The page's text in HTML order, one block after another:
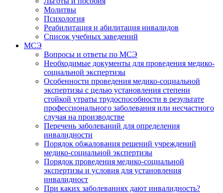
Молитвы
Психология
Реабилитация и абилитация инвалидов
Список учебных заведений
МСЭ
Вопросы и ответы по МСЭ
Необходимые документы для проведения медико-
социальной экспертизы
Особенности проведения медико-социальной
экспертизы с целью установления степени
стойкой утраты трудоспособности в результате
профессионального заболевания или несчастного
случая на производстве
Перечень заболеваний для определения
инвалидности
Порядок обжалования решений учреждений
медико-социальной экспертизы
Порядок проведения медико-социальной
экспертизы и условия для установления
инвалидност
При каких заболеваниях дают инвалидность?